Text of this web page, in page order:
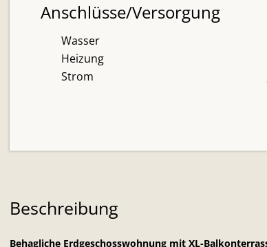
Anschlüsse/Versorgung
Wasser
Heizung
Strom
Beschreibung
Behagliche Erdgeschosswohnung mit XL-